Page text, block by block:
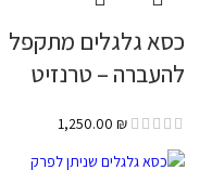
כסא גלגלים מתקפל
להעברה – טרנזיט
1,250.00 ₪